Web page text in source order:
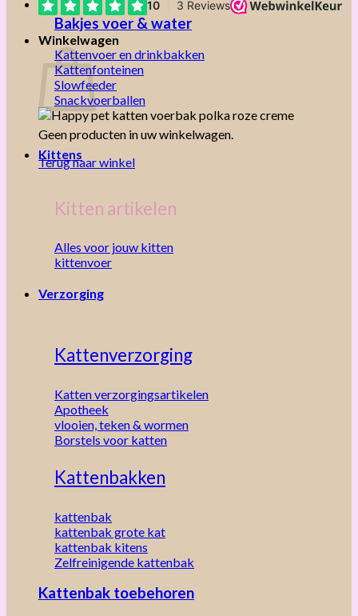
Winkelwagen
Geen producten in uw winkelwagen.
Terug naar winkel
Bakjes voer & water
Kattenvoer en drinkbakken
Kattenfonteinen
Slowfeeder
Snackvoerballen
Kittens
Kitten artikelen
Alles voor jouw kitten
kittenvoer
Verzorging
Kattenverzorging
Katten verzorgingsartikelen
Apotheek
vlooien, teken & wormen
Borstels voor katten
Kattenbakken
kattenbak
kattenbak grote kat
kattenbak kitens
Zelfreinigende kattenbak
Kattenbak toebehoren